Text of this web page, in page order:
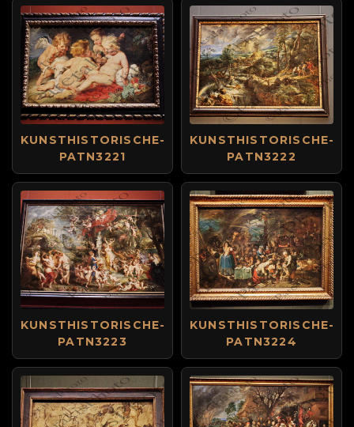
KUNSTHISTORISCHE-
PATN3221
KUNSTHISTORISCHE-
PATN3222
KUNSTHISTORISCHE-
PATN3223
KUNSTHISTORISCHE-
PATN3224